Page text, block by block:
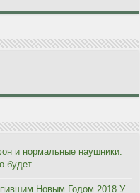
и нормальные наушники.
будет...
Новым Годом 2018 У